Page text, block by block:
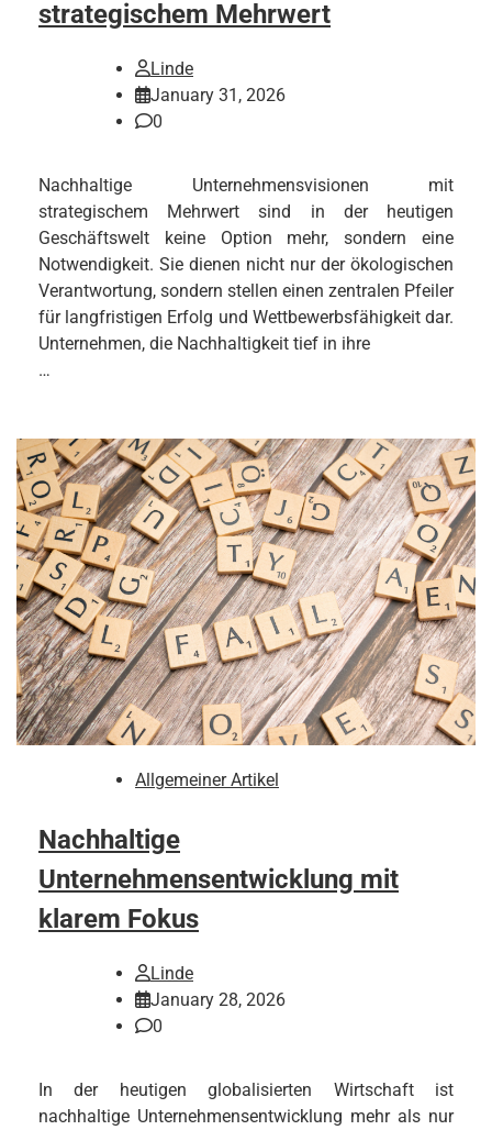
strategischem Mehrwert
Linde
January 31, 2026
0
Nachhaltige Unternehmensvisionen mit
strategischem Mehrwert sind in der heutigen
Geschäftswelt keine Option mehr, sondern eine
Notwendigkeit. Sie dienen nicht nur der ökologischen
Verantwortung, sondern stellen einen zentralen Pfeiler
für langfristigen Erfolg und Wettbewerbsfähigkeit dar.
Unternehmen, die Nachhaltigkeit tief in ihre
…
Allgemeiner Artikel
Nachhaltige
Unternehmensentwicklung mit
klarem Fokus
Linde
January 28, 2026
0
In der heutigen globalisierten Wirtschaft ist
nachhaltige Unternehmensentwicklung mehr als nur